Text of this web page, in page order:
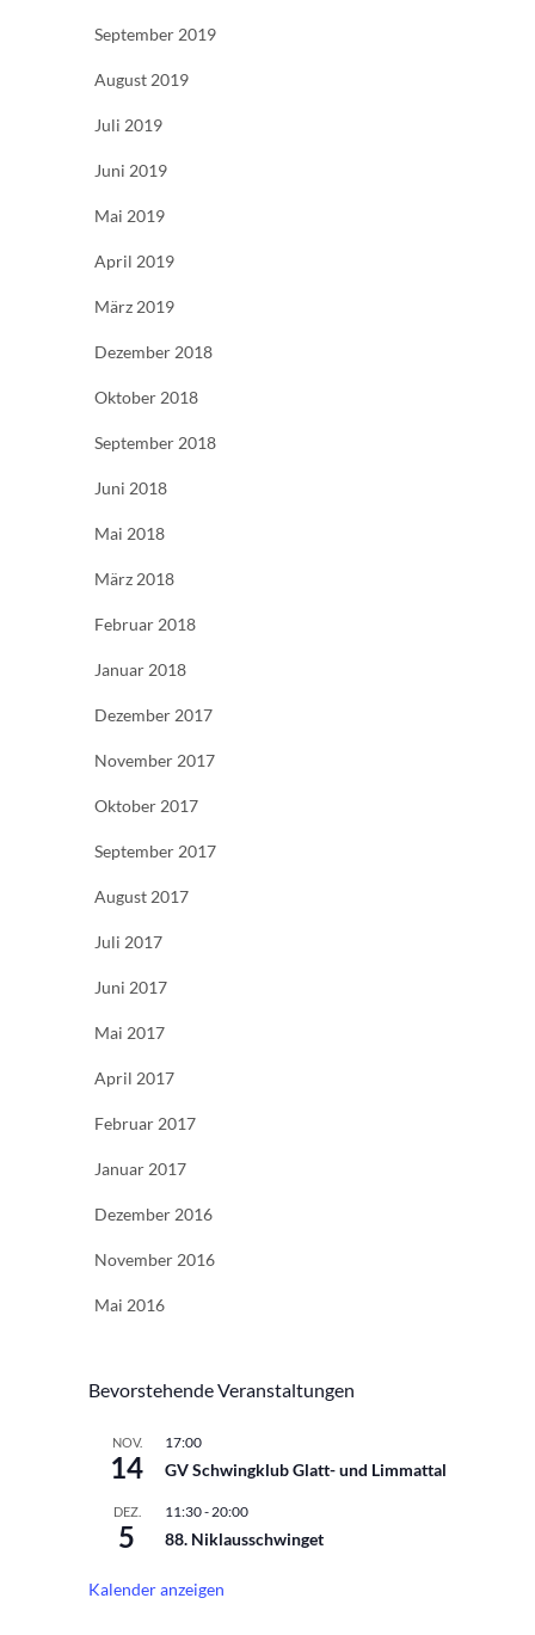
September 2019
August 2019
Juli 2019
Juni 2019
Mai 2019
April 2019
März 2019
Dezember 2018
Oktober 2018
September 2018
Juni 2018
Mai 2018
März 2018
Februar 2018
Januar 2018
Dezember 2017
November 2017
Oktober 2017
September 2017
August 2017
Juli 2017
Juni 2017
Mai 2017
April 2017
Februar 2017
Januar 2017
Dezember 2016
November 2016
Mai 2016
Bevorstehende Veranstaltungen
NOV.
14
17:00
GV Schwingklub Glatt- und Limmattal
DEZ.
5
11:30- 20:00
88. Niklausschwinget
Kalender anzeigen